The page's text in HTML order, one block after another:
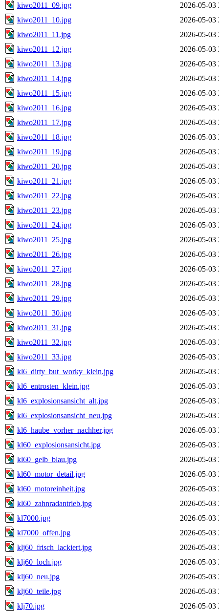
kiwo2011_09.jpg
2026-05-03
kiwo2011_10.jpg
2026-05-03
kiwo2011_11.jpg
2026-05-03
kiwo2011_12.jpg
2026-05-03
kiwo2011_13.jpg
2026-05-03
kiwo2011_14.jpg
2026-05-03
kiwo2011_15.jpg
2026-05-03
kiwo2011_16.jpg
2026-05-03
kiwo2011_17.jpg
2026-05-03
kiwo2011_18.jpg
2026-05-03
kiwo2011_19.jpg
2026-05-03
kiwo2011_20.jpg
2026-05-03
kiwo2011_21.jpg
2026-05-03
kiwo2011_22.jpg
2026-05-03
kiwo2011_23.jpg
2026-05-03
kiwo2011_24.jpg
2026-05-03
kiwo2011_25.jpg
2026-05-03
kiwo2011_26.jpg
2026-05-03
kiwo2011_27.jpg
2026-05-03
kiwo2011_28.jpg
2026-05-03
kiwo2011_29.jpg
2026-05-03
kiwo2011_30.jpg
2026-05-03
kiwo2011_31.jpg
2026-05-03
kiwo2011_32.jpg
2026-05-03
kiwo2011_33.jpg
2026-05-03
kl6_dirty_but_worky_klein.jpg
2026-05-03
kl6_entrosten_klein.jpg
2026-05-03
kl6_explosionsansicht_alt.jpg
2026-05-03
kl6_explosionsansicht_neu.jpg
2026-05-03
kl6_haube_vorher_nachher.jpg
2026-05-03
kl60_explosionsansicht.jpg
2026-05-03
kl60_gelb_blau.jpg
2026-05-03
kl60_motor_detail.jpg
2026-05-03
kl60_motoreinheit.jpg
2026-05-03
kl60_zahnradantrieb.jpg
2026-05-03
kl7000.jpg
2026-05-03
kl7000_offen.jpg
2026-05-03
klj60_frisch_lackiert.jpg
2026-05-03
klj60_loch.jpg
2026-05-03
klj60_neu.jpg
2026-05-03
klj60_teile.jpg
2026-05-03
klj70.jpg
2026-05-03